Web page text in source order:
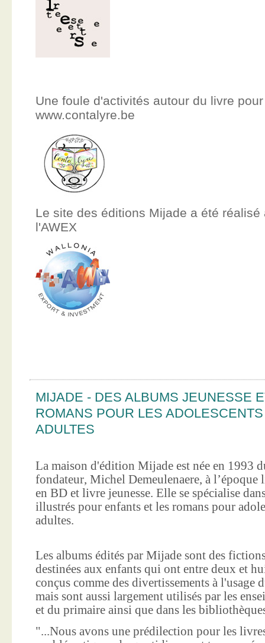
Une foule d'activités autour du livre
www.contalyre.be
Le site des éditions Mijade a été réalisé
l'AWEX
MIJADE - DES ALBUMS JEUNESSE
ROMANS POUR LES
ADULTES
La maison d'édition Mijade est née en 1993
fondateur, Michel Demeulenaere, à l’époque
en BD et livre jeunesse. Elle se spécialise
illustrés pour enfants et les romans pour
adultes.
Les albums édités par Mijade sont des
destinées aux enfants qui ont entre deux et
conçus comme des divertissements à
mais sont aussi largement utilisés par les
et du primaire ainsi que dans les
"...Nous avons une prédilection pour les